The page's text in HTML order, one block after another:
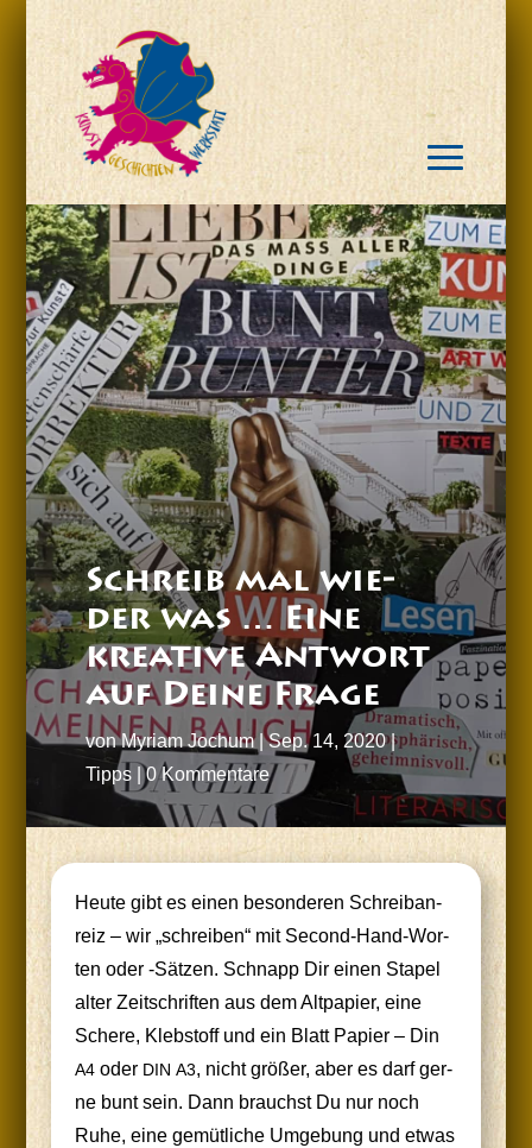
Schreib mal wie­
der was … Eine
krea­ti­ve Ant­wort
auf Dei­ne Frage
vonMyriam Jochum|Sep. 14, 2020|
Tipps |0 Kommentare
Heu­te gibt es einen beson­de­ren Schreib­an­
reiz – wir „schrei­ben“ mit Second-Hand-Wor­
ten oder ‑Sät­zen. Schnapp Dir einen Sta­pel
alter Zeit­schrif­ten aus dem Alt­pa­pier, eine
Sche­re, Kleb­stoff und ein Blatt Papier – Din
A4oder DIN A3, nicht grö­ßer, aber es darf ger­
ne bunt sein. Dann brauchst Du nur noch
Ruhe, eine gemüt­li­che Umge­bung und etwas